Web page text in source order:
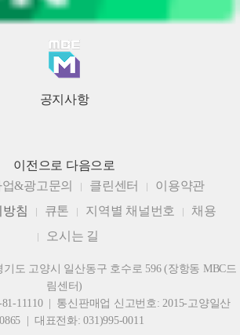
공지사항
이전으로 다음으로
업&광고문의 클린센터
이용약관
방침
큐톤 지역별 채널번호
채용
오시는 길
도 고양시 일산동구 호수로 596 (장항동 MBC드
림센터)
11110 | 통신판매업 신고번호: 2015-고양일산
| 대표전화: 031)995-0011